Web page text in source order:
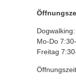
Dogwalking:
Mo-Do
Freitag